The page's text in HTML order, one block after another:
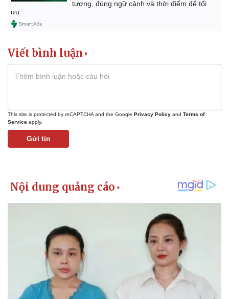
tượng, đúng ngữ cảnh và thời điểm để tối
ưu.
Viết bình luận
This site is protected by reCAPTCHA and the Google Privacy Policy and Terms of
Service apply.
Gửi tin